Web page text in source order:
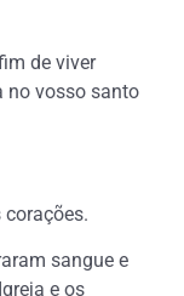
de viver
no vosso santo
sangue e
e os